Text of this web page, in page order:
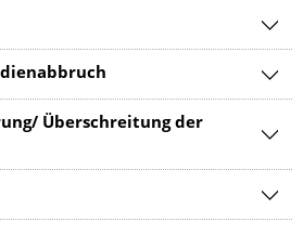
Überschreitung der